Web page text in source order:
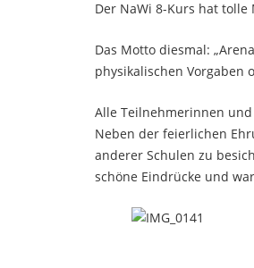
Der NaWi 8-Kurs hat
Das Motto diesmal:
physikalischen Vorgaben
Alle Teilnehmerinnen
Neben der feierlichen
anderer Schulen zu
schöne Eindrücke und